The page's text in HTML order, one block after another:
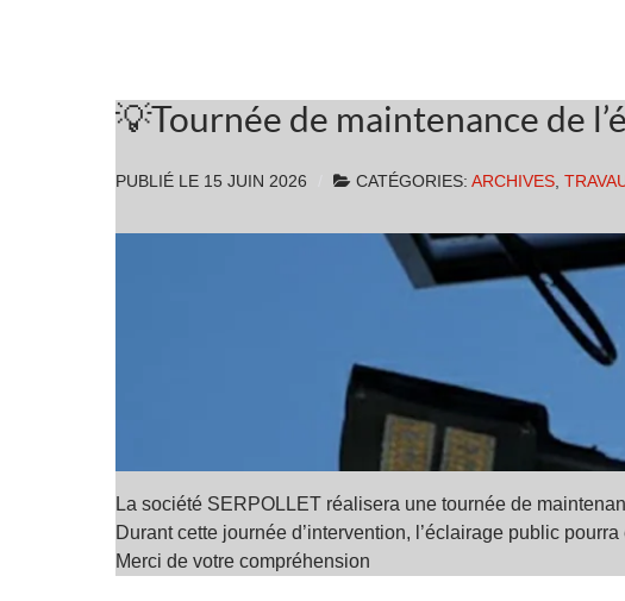
💡Tournée de maintenance de
PUBLIÉ LE 15 JUIN 2026 CATÉGORIES: ARCHIVES
La société SERPOLLET réalisera une tournée de
Durant cette journée d’intervention, l’éclairage public
Merci de votre compréhension